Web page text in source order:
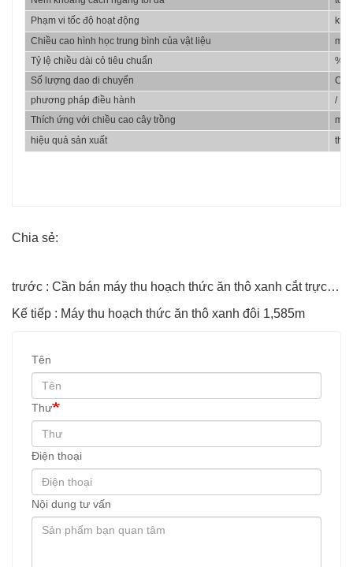
Phạm vi tốc độ hoạt động
Chiều cao hình học trung bình của vật liệu
mm
Tỷ lệ chiều dài cỏ tiêu chuẩn
%
Số lượng dao di chuyển
Cái
phương pháp điều hành
/
Thích ứng với chiều cao cây trồng
mm
hiệu quả sản xuất
th
Chia sẻ:
trước : Cần bán máy thu hoạch thức ăn thô xanh cắt trực tiếp 1,585m
Kế tiếp : Máy thu hoạch thức ăn thô xanh đôi 1,585m
Tên
Thư
Điện thoại
Nội dung tư vấn